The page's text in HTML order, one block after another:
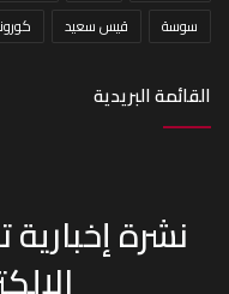
سوسة
قيس سعيد
القائمة البريدية
نشرة